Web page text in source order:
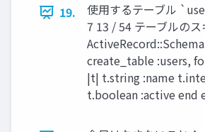
19.
使用するテーブル
7 13 / 54 テーブルのス
create_table :users,
|t| t.string :name
t.boolean :active end